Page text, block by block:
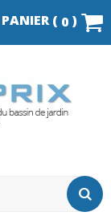
PANIER ( 0 )